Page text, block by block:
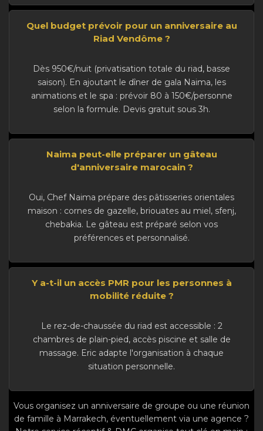
Quel budget prévoir pour un anniversaire au
Riad Vendôme ?
Dès 950€/nuit (privatisation totale du riad, basse
saison). En ajoutant le dîner de gala Naima, les
animations et le spa : prévoir 80 à 150€/personne
selon la formule. Devis gratuit sous 3h.
Naima peut-elle préparer un gâteau
d'anniversaire marocain ?
Oui, Chef Naima prépare des pâtisseries orientales
maison : cornes de gazelle, briouates au miel, sfenj,
chebakia. Le gâteau est préparé selon vos
préférences et personnalisé.
Y a-t-il un accès PMR pour les personnes à
mobilité réduite ?
Le rez-de-chaussée du riad est accessible : 2
chambres de plain-pied, accès piscine et salle de
massage. Eric adapte l'organisation à chaque
situation personnelle.
Vous organisez un anniversaire de groupe ou une réunion
de famille à Marrakech, éventuellement via une agence ?